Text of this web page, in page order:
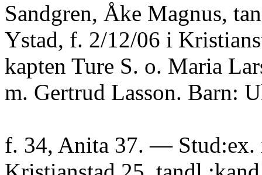
Sandgren, Åke Magnus,
Ystad, f. 2/12/06 i
kapten Ture S. o. Maria
m. Gertrud Lasson. Barn:
f. 34, Anita 37. — Stud:ex.